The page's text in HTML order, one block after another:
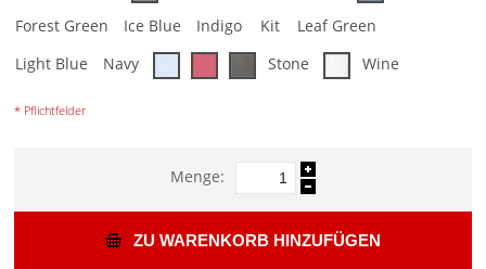
Forest Green
Ice Blue Indigo Kit
Leaf Green
Light Blue
Navy Stone Wine
* Pflichtfelder
Menge:
ZU WARENKORB HINZUFÜGEN